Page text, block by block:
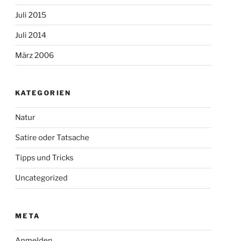
Juli 2015
Juli 2014
März 2006
KATEGORIEN
Natur
Satire oder Tatsache
Tipps und Tricks
Uncategorized
META